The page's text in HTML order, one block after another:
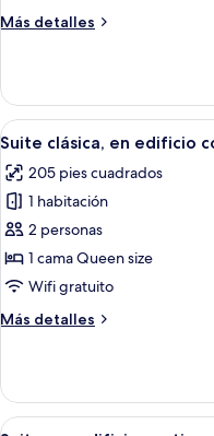
edificio
Térreo)
Más detalles
Más
básica,
en
edificio
(Piso
Térreo)
Abrir
todas
las
fotos
de
Suite
clásica,
edificio
5
Suite clásica, en edificio
205 pies cuadrados
1 habitación
2 personas
1 cama Queen size
Wifi gratuito
Más detalles
Más
clásica,
en
Abrir